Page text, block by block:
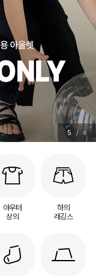
5 / 6
아우터
상의
하의
레깅스